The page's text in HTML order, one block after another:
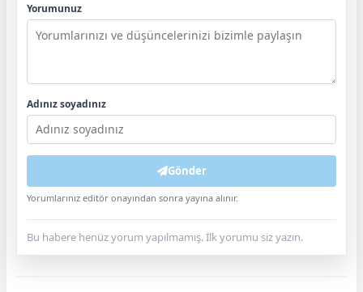
Yorumunuz
Adınız soyadınız
Gönder
Yorumlarınız editör onayından sonra yayına alınır.
Bu habere henüz yorum yapılmamış. İlk yorumu siz yazın.